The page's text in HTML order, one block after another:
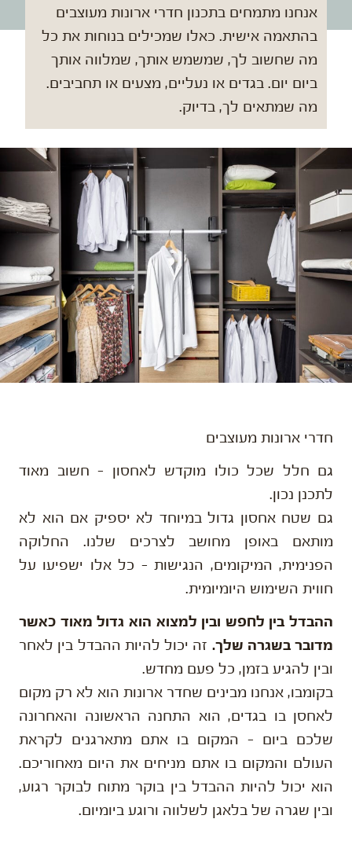
אנחנו מתמחים בתכנון חדרי ארונות מעוצבים
בהתאמה אישית. כאלו שמכילים בנוחות את כל
מה שחשוב לך, שמשמש אותך, שמלווה אותך
ביום יום. בגדים או נעליים, מצעים או תחביבים.
מה שמתאים לך, בדיוק.
חדרי ארונות מעוצבים
גם חלל שכל כולו מוקדש לאחסון – חשוב מאוד
לתכנן נכון.
גם שטח אחסון גדול במיוחד לא יספיק אם הוא לא
מותאם באופן מחושב לצרכים שלנו. החלוקה
הפנימית, המיקומים, הנגישות – כל אלו ישפיעו על
חווית השימוש היומיומית.
ההבדל בין לחפש ובין למצוא הוא גדול מאוד כאשר
מדובר בשגרה שלך. זה יכול להיות ההבדל בין לאחר
ובין להגיע בזמן, כל פעם מחדש.
בקומבו, אנחנו מבינים שחדר ארונות הוא לא רק מקום
לאחסן בו בגדים, הוא התחנה הראשונה והאחרונה
שלכם ביום – המקום בו אתם מתארגנים לקראת
העולם והמקום בו אתם מניחים את היום מאחוריכם.
הוא יכול להיות ההבדל בין בוקר מתוח לבוקר רגוע,
ובין שגרה של בלאגן לשלווה ורוגע ביומיום.